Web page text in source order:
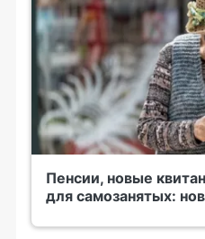
Пенсии, новые
для самозанятых: